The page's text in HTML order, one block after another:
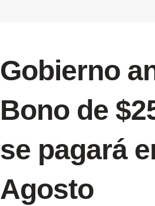
Gobierno
Bono de
se pagará
Agosto